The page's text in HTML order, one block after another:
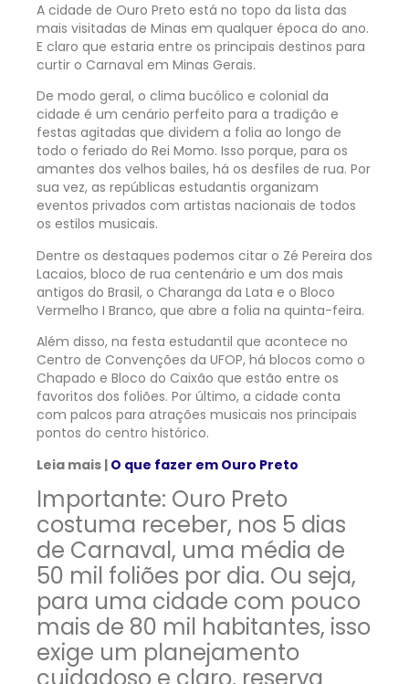
A cidade de Ouro Preto está no topo da lista das
mais visitadas de Minas em qualquer época do ano.
E claro que estaria entre os principais destinos para
curtir o Carnaval em Minas Gerais.
De modo geral, o clima bucólico e colonial da
cidade é um cenário perfeito para a tradição e
festas agitadas que dividem a folia ao longo de
todo o feriado do Rei Momo. Isso porque, para os
amantes dos velhos bailes, há os desfiles de rua. Por
sua vez, as repúblicas estudantis organizam
eventos privados com artistas nacionais de todos
os estilos musicais.
Dentre os destaques podemos citar o Zé Pereira dos
Lacaios, bloco de rua centenário e um dos mais
antigos do Brasil, o Charanga da Lata e o Bloco
Vermelho I Branco, que abre a folia na quinta-feira.
Além disso, na festa estudantil que acontece no
Centro de Convenções da UFOP, há blocos como o
Chapado e Bloco do Caixão que estão entre os
favoritos dos foliões. Por último, a cidade conta
com palcos para atrações musicais nos principais
pontos do centro histórico.
Leia mais | O que fazer em Ouro Preto
Importante: Ouro Preto
costuma receber, nos 5 dias
de Carnaval, uma média de
50 mil foliões por dia. Ou seja,
para uma cidade com pouco
mais de 80 mil habitantes, isso
exige um planejamento